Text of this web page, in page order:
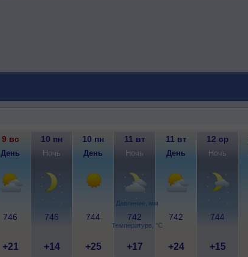
Давление, мм
Температура, °C
9 вс 10 пн 10 пн 11 вт 11 вт 12 ср
День Ночь День Ночь День Ночь
746 746 744 742 742 744
+21 +14 +25 +17 +24 +15